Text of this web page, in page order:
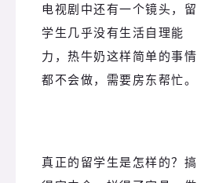
电视剧中还有一个镜头，留
学生几乎没有生活自理能
力，热牛奶这样简单的事情
都不会做，需要房东帮忙。
真正的留学生是怎样的？搞